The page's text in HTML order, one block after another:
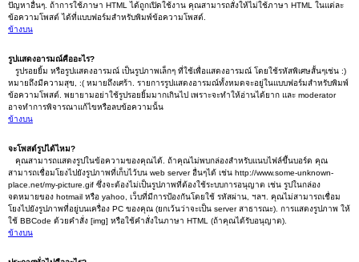
ปัญหาอื่นๆ. ถ้าการใช้ภาษา HTML ได้ถูกเปิดใช้งาน คุณสามารถสั่งให้ไม่ใช้ภาษา HTML ในแต่ละ
ข้อความโพสต์ ได้ที่แบบฟอร์มสำหรับพิมพ์ข้อความโพสต์.
ข้างบน
รูปแสดงอารมณ์คืออะไร?
รูปรอยยิ้ม หรือรูปแสดงอารมณ์ เป็นรูปภาพเล็กๆ ที่ใช้เพื่อแสดงอารมณ์ โดยใช้รหัสพิเศษสั้นๆเช่น :)
หมายถึงมีความสุข, :( หมายถึงเศร้า. รายการรูปแสดงอารมณ์ทั้งหมดจะอยู่ในแบบฟอร์มสำหรับพิมพ์
ข้อความโพสต์. พยายามอย่าใช้รูปรอยยิ้มมากเกินไป เพราะจะทำให้อ่านได้ยาก และ moderator
อาจทำการพิจารณาแก้ไขหรือลบข้อความนั้น
ข้างบน
จะโพสต์รูปได้ไหม?
คุณสามารถแสดงรูปในข้อความของคุณได้. ถ้าคุณไม่พบกล่องสำหรับแนบไฟล์ขึ้นบอร์ด คุณ
สามารถเชื่อมโยงไปยังรูปภาพที่เก็บไว้บน web server อื่นๆได้ เช่น http://www.some-unknown-
place.net/my-picture.gif ซึ่งจะต้องไม่เป็นรูปภาพที่ต้องใช้ระบบการอนุญาต เช่น รูปในกล่อง
จดหมายของ hotmail หรือ yahoo, เว็บที่มีการป้องกันโดยใช้ รหัสผ่าน, ฯลฯ. คุณไม่สามารถเชื่อม
โยงไปยังรูปภาพที่อยู่บนเครื่อง PC ของคุณ (ยกเว้นว่าจะเป็น server สาธารณะ). การแสดงรูปภาพ ให้
ใช้ BBCode ด้วยคำสั่ง [img] หรือใช้คำสั่งในภาษา HTML (ถ้าคุณได้รับอนุญาต).
ข้างบน